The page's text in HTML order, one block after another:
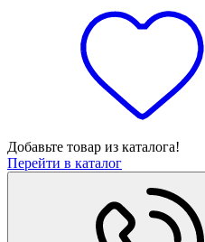
Добавьте товар из каталога!
Перейти в каталог